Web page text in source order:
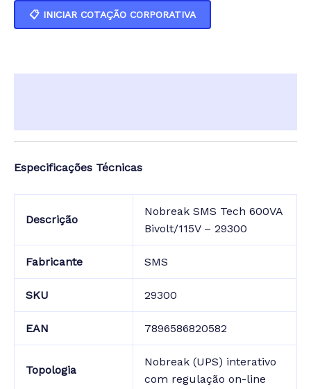
📋 INICIAR COTAÇÃO CORPORATIVA
Especificações Técnicas
Descrição
Nobreak SMS Tech 600VA
Bivolt/115V – 29300
Fabricante SMS
SKU 29300
EAN 7896586820582
Topologia
Nobreak (UPS) interativo
com regulação on-line